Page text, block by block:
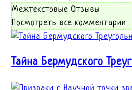
Межтекстовые Отзывы
Посмотреть все комментарии
Тайна Бермудского